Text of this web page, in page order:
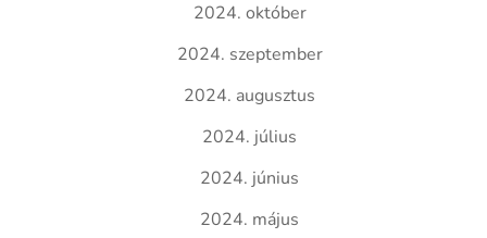
2024. október
2024. szeptember
2024. augusztus
2024. július
2024. június
2024. május